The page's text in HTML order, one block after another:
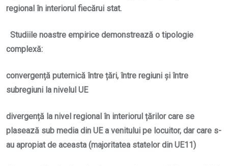
regional în interiorul fiecărui stat.
Studiile noastre empirice demonstrează o tipologie
complexă:
convergență puternică între țări, între regiuni și între
subregiuni la nivelul UE
divergență la nivel regional în interiorul țărilorcare se
plasează sub media din UE a venitului pe locuitor, dar care s-
au apropiatde aceasta (majoritatea statelor din UE11)